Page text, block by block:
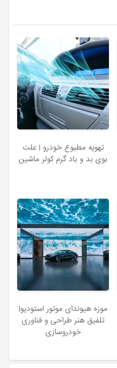
تهویه مطبوع خودرو | علت
بوی بد و باد گرم کولر ماشین
موزه هیوندای موتور استودیو|
تلفیق هنر طراحی و فناوری
خودروسازی